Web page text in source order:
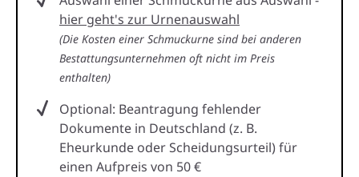
hier geht's zur Urnenauswahl
(Die Kosten einer Schmuckurne sind bei anderen
Bestattungsunternehmen oft nicht im Preis
enthalten)
Optional: Beantragung fehlender
Dokumente in Deutschland (z. B.
Eheurkunde oder Scheidungsurteil) für
einen Aufpreis von 50 €